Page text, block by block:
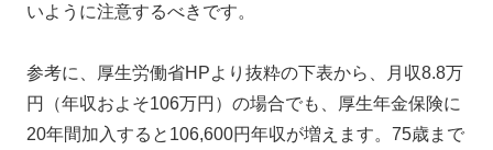
いように注意するべきです。
参考に、厚生労働省HPより抜粋の下表から、月収8.8万
円（年収およそ106万円）の場合でも、厚生年金保険に
20年間加入すると106,600円年収が増えます。75歳まで